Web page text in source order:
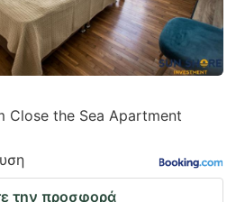
Close the Sea Apartment
την προσφορά